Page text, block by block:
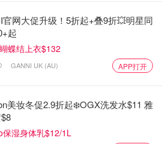
网大促升级！5折起+叠9折💥明星同
起
蝶结上衣$132
GANNI UK (AU) APP打开
美妆冬促2.9折起❄️OGX洗发水$11 雅
保湿身体乳$12/1L